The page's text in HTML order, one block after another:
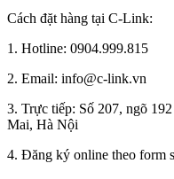
Cách đặt hàng tại C-Link:
1. Hotline: 0904.999.815
2. Email: info@c-link.vn
3. Trực tiếp: Số 207, ngõ
Mai, Hà Nội
4. Đăng ký online theo form